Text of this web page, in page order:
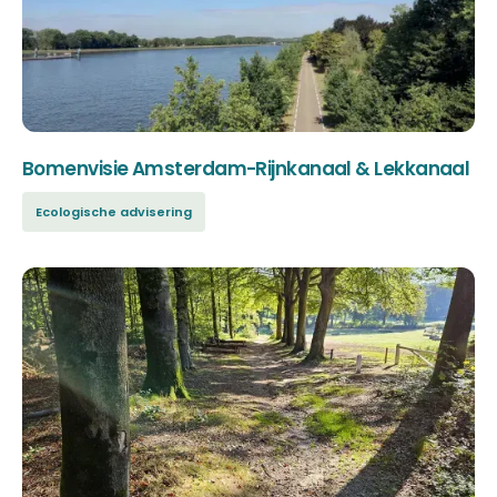
Bomenvisie Amsterdam-Rijnkanaal & Lekkanaal
Ecologische advisering